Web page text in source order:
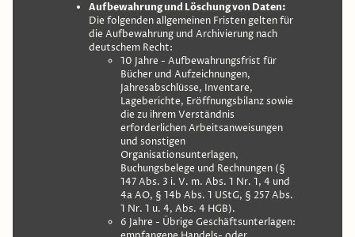
Aufbewahrung und Löschung von Daten:
Die folgenden allgemeinen Fristen gelten für
die Aufbewahrung und Archivierung nach
deutschem Recht:
10 Jahre - Aufbewahrungsfrist für
Bücher und Aufzeichnungen,
Jahresabschlüsse, Inventare,
Lageberichte, Eröffnungsbilanz sowie
die zu ihrem Verständnis
erforderlichen Arbeitsanweisungen
und sonstigen
Organisationsunterlagen,
Buchungsbelege und Rechnungen (§
147 Abs. 3 i. V. m. Abs. 1 Nr. 1, 4 und
4a AO, § 14b Abs. 1 UStG, § 257 Abs.
1 Nr. 1 u. 4, Abs. 4 HGB).
6 Jahre - Übrige Geschäftsunterlagen: